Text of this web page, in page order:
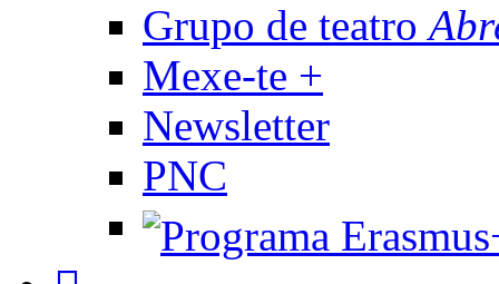
Grupo de teatro
Mexe-te +
Newsletter
PNC